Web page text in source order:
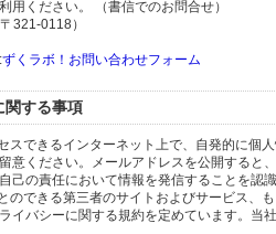
用ください。 （書信でのお問合せ）
321-0118）
ずくラボ！お問い合わせフォーム
関する事項
スできるインターネット上で、自発的に個
意ください。メールアドレスを公開すると
己の責任において情報を発信することを認識
のできる第三者のサイトおよびサービス、
イバシーに関する規約を定めています。当